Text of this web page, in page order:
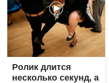
Ролик длится
несколько секунд, а